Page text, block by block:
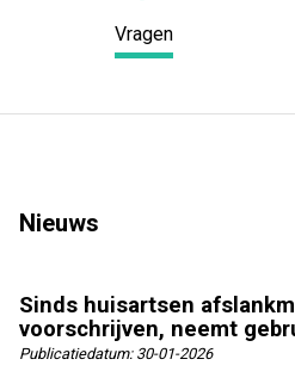
Vragen
Nieuws
Sinds huisartsen
voorschrijven, neemt
Publicatiedatum: 30-01-2026